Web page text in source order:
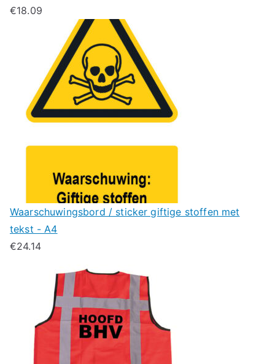
€18.09
Waarschuwingsbord / sticker giftige stoffen met
tekst - A4
€24.14